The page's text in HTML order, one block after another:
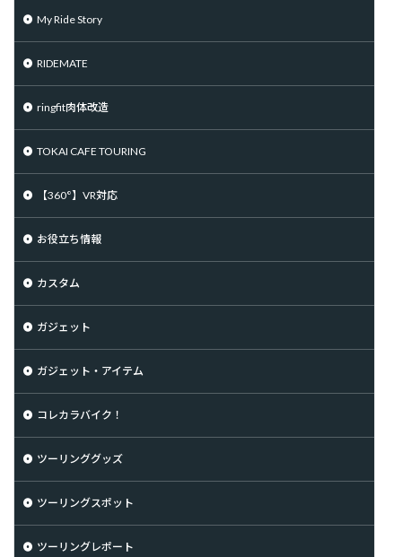
My Ride Story
RIDEMATE
ringfit肉体改造
TOKAI CAFE TOURING
【360°】VR対応
お役立ち情報
カスタム
ガジェット
ガジェット・アイテム
コレカラバイク！
ツーリンググッズ
ツーリングスポット
ツーリングレポート